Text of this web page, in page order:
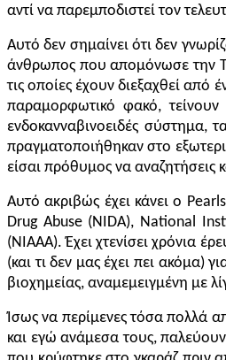
αντί να παρεμποδιστεί τον
Αυτό δεν σημαίνει ότι δεν
άνθρωπος που απομόνωσε την
τις οποίες έχουν διεξαχθεί
παραμορφωτικό φακό,
ενδοκανναβινοειδές σύστημα,
πραγματοποιήθηκαν στο
είσαι πρόθυμος να αναζητήσεις
Αυτό ακριβώς έχει κάνει ο
Drug Abuse (NIDA), National
(NIAAA). Έχει χτενίσει χρόνια
(και τι δεν μας έχει πει ακόμα)
βιοχημείας, αναμεμειγμένη με
Ίσως να περίμενες τόσα πολλά
και εγώ ανάμεσα τους,